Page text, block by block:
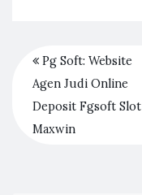
Pg Soft: Website
Agen Judi Online
Deposit Fgsoft Slot
Maxwin